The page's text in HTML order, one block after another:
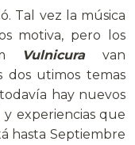
Tal vez la música
motiva, pero los
Vulnicuravan
dos utimos temas
hay nuevos
y experiencias que
hasta Septiembre